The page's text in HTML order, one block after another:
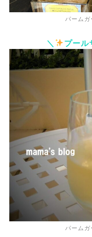
パーム
＼ プール
パームガ